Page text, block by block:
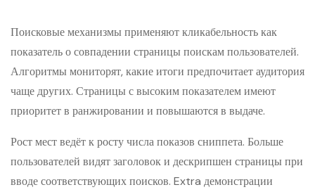
Поисковые механизмы применяют кликабельность как
показатель о совпадении страницы поискам пользователей.
Алгоритмы мониторят, какие итоги предпочитает аудитория
чаще других. Страницы с высоким показателем имеют
приоритет в ранжировании и повышаются в выдаче.
Рост мест ведёт к росту числа показов сниппета. Больше
пользователей видят заголовок и дескрипшен страницы при
вводе соответствующих поисков. Extra демонстрации